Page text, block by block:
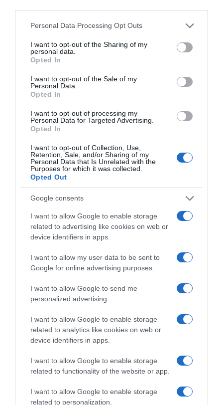
Please note that this website/app uses one or more Google
not limited to your visit or usage behaviour. You may click to
grant or deny consent to Google and its third-party tags to
use your data for below specified purposes in below Google
consent section.
Personal Data Processing Opt Outs
I want to opt-out of the Sharing of my
personal data.
Opted In
I want to opt-out of the Sale of my
Personal Data.
Opted In
I want to opt-out of processing my
Personal Data for Targeted Advertising.
Opted In
I want to opt-out of Collection, Use,
Retention, Sale, and/or Sharing of my
Personal Data that Is Unrelated with the
Purposes for which it was collected.
Opted Out
Google consents
I want to allow Google to enable storage
related to advertising like cookies on web or
device identifiers in apps.
I want to allow my user data to be sent to
Google for online advertising purposes.
I want to allow Google to send me
personalized advertising.
I want to allow Google to enable storage
related to analytics like cookies on web or
device identifiers in apps.
I want to allow Google to enable storage
related to functionality of the website or app.
I want to allow Google to enable storage
related to personalization.
Ειδήσεις σήμερα
5G παντού, 6G στον ορίζοντα: Πού
τεχνολογική μετάβαση
ΕΦΚΑ και τη ΔΥΠΑ έως τις 14 Αυγούστου
Health Monitoring: Η εθνική υποδομή για
αξιοποίηση δεδομένων υγείας προς
όφελος των πολιτών
ΠΑΣΟΚ: “Τα επιχειρήματα και οι πίνακες
του κ. Σκέρτσου διαρκούν μέχρι τα
επόμενα που αναιρούν τα προηγούμενα”
Ακολούθησε το debater.gr στο